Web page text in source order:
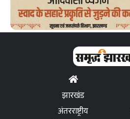
झारखंड
अंतरराष्ट्रीय